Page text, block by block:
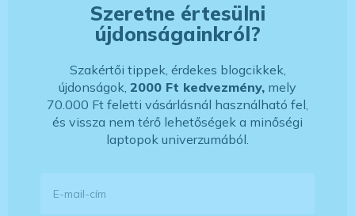
Szeretne értesülni
újdonságainkról?
Szakértői tippek, érdekes blogcikkek,
újdonságok, 2000 Ft kedvezmény, mely
70.000 Ft feletti vásárlásnál használható fel,
és vissza nem térő lehetőségek a minőségi
laptopok univerzumából.